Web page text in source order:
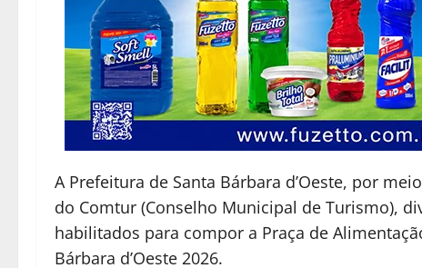
A Prefeitura de Santa Bárbara d’Oeste, por
do Comtur (Conselho Municipal de Turismo),
habilitados para compor a Praça de
Bárbara d’Oeste 2026.